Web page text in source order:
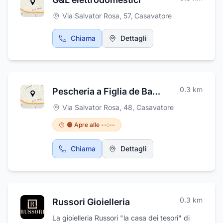
rivolgersi alla clientela abituale, vuole
rivolgersi ad un target ancora più ampio
modo tale da far conoscere il loro nome un pò
dappertutto.
packaging e migliorare le vendite , grazie ai
clienti sempre più soddisfatti .Unica sede in
Via Circumvallazione Esterna, 38 - 80020
Casavatore (NA)
Via Salvator Rosa, 57, Casavatore
Chiama Dettagli
Pescheria a Figlia de Bambiniello 0.3 km
Via Salvator Rosa, 48, Casavatore
🟠 Apre alle --:--
Chiama Dettagli
Russori Gioielleria 0.3 km
La gioielleria Russori "la casa dei tesori" di